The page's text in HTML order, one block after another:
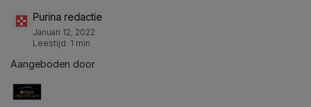
Purina redactie
Januari 12, 2022
Leestijd: 1 min
Aangeboden door